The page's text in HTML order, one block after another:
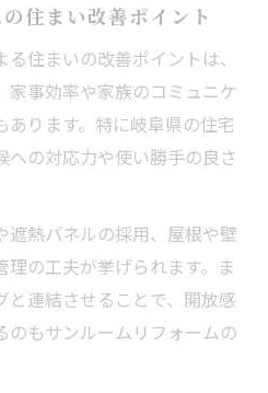
機能的なサンルームの工
る機能的なサンルーム空
ンルームリフォームの工
ームの快適設備選びのコ
リフォームサンルームア
住まい改善ポイント
住まいの改善ポイントは、
家事効率や家族のコミュニケ
ります。特に岐阜県の住宅
の対応力や使い勝手の良さ
遮熱パネルの採用、屋根や壁
の工夫が挙げられます。ま
と連結させることで、開放感
のもサンルームリフォームの